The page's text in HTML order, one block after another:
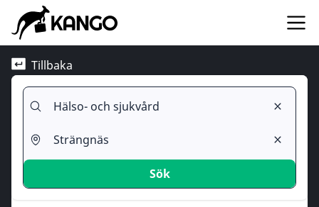
Tillbaka
Sök